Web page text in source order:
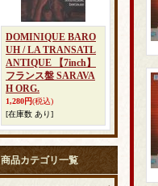
DOMINIQUE BARO
UH / LA TRANSATL
ANTIQUE 【7inch】
フランス盤 SARAVA
H ORG.
1,280円(税込)
[在庫数 あり]
商品カテゴリ一覧